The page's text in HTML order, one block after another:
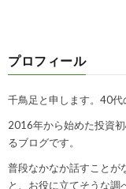
プロフィール
千鳥足と申します。40代
2016年から始めた投資
るブログです。
普段なかなか話すことが
と、お役に立てそうな調